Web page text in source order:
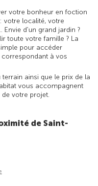
votre bonheur en foction
votre localité, votre
Envie d'un grand jardin ?
toute votre famille ? La
pour accéder
à vos
ainsi que le prix de la
vous accompagnent
votre projet.
de Saint-